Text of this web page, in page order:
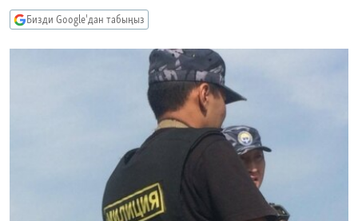
ЫҢГАЙСЫЗ СУРООЛОР
Русский
ЭЕ/АРнун бардык сайттары
Бизди Google'дан табыңыз